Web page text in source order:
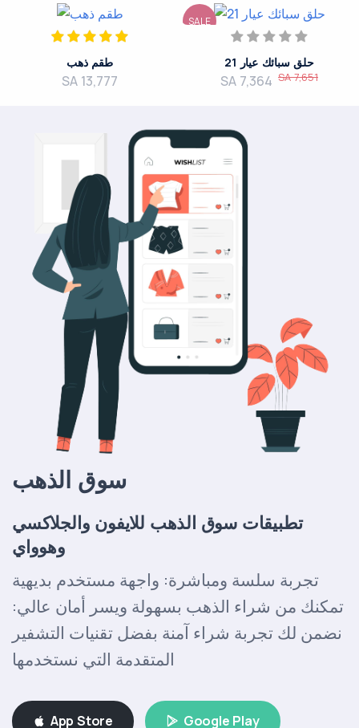
طقم ذهب
SA 13,777
SALE
حلق سبائك عيار 21
SA 7,364 SA 7,651
سوق الذهب
تطبيقات سوق الذهب للايفون والجلاكسي
وهوواي
تجربة سلسة ومباشرة: واجهة مستخدم بديهية
تمكنك من شراء الذهب بسهولة ويسر أمان عالي:
نضمن لك تجربة شراء آمنة بفضل تقنيات التشفير
المتقدمة التي نستخدمها
App Store Google Play